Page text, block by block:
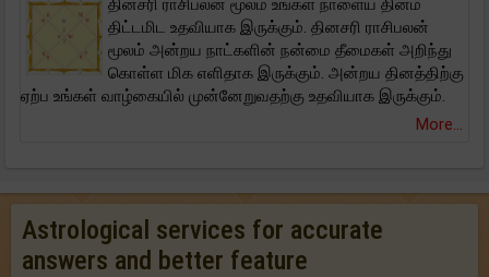
தினசரி ராசிபலன் மூலம் உங்கள் நாளைய தினம்
திட்டமிட உதவியாக இருக்கும். தினசரி ராசிபலன்
மூலம் அன்றய நாட்களின் நன்மை தீமைகள் அறிந்து
கொள்ள மிக எளிதாக இருக்கும். அன்றய தினத்திற்கு
ஏற்ப உங்கள் வாழ்கையில் முன்னேறுவதற்கு உதவியாக இருக்கும்.
More...
Astrological services for accurate
answers and better feature